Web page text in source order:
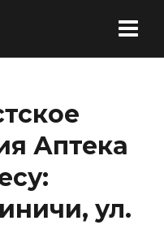
Аптека
ул.